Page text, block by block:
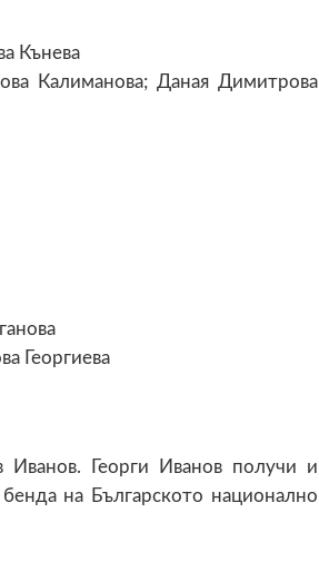
Кънева
Калиманова; Даная Димитрова
Георгиева
Иванов. Георги Иванов получи и
на Българското национално